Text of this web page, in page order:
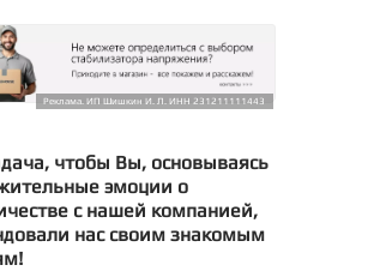
Реклама. ИП Шишкин И. Л. ИНН 231211111443
чтобы Вы, основываясь
эмоции о
с нашей компанией,
нас своим знакомым